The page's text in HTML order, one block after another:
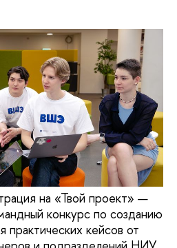
на «Твой проект» —
конкурс по созданию
кейсов от